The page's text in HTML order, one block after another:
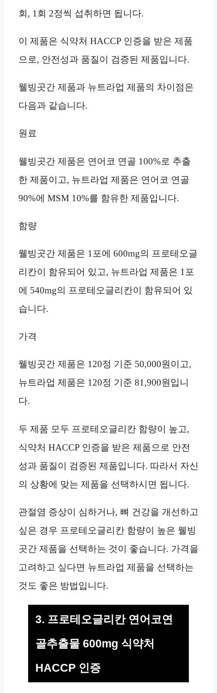
회, 1회 2정씩 섭취하면 됩니다.
이 제품은 식약처 HACCP 인증을 받은 제품
으로, 안전성과 품질이 검증된 제품입니다.
웰빙곳간 제품과 뉴트라업 제품의 차이점은
다음과 같습니다.
원료
웰빙곳간 제품은 연어코 연골 100%로 추출
한 제품이고, 뉴트라업 제품은 연어코 연골
90%에 MSM 10%를 함유한 제품입니다.
함량
웰빙곳간 제품은 1포에 600mg의 프로테오글
리칸이 함유되어 있고, 뉴트라업 제품은 1포
에 540mg의 프로테오글리칸이 함유되어 있
습니다.
가격
웰빙곳간 제품은 120정 기준 50,000원이고,
뉴트라업 제품은 120정 기준 81,900원입니
다.
두 제품 모두 프로테오글리칸 함량이 높고,
식약처 HACCP 인증을 받은 제품으로 안전
성과 품질이 검증된 제품입니다. 따라서 자신
의 상황에 맞는 제품을 선택하시면 됩니다.
관절염 증상이 심하거나, 뼈 건강을 개선하고
싶은 경우 프로테오글리칸 함량이 높은 웰빙
곳간 제품을 선택하는 것이 좋습니다. 가격을
고려하고 싶다면 뉴트라업 제품을 선택하는
것도 좋은 방법입니다.
3. 프로테오글리칸 연어코연
골추출물 600mg 식약처
HACCP 인증